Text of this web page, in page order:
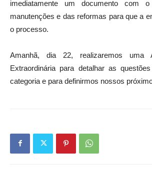
imediatamente um documento com
manutenções e das reformas para que a
o processo.
Amanhã, dia 22, realizaremos uma
Extraordinária para detalhar as
categoria e para definirmos nossos